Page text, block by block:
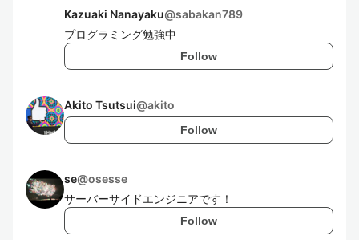
Kazuaki Nanayaku@sabakan789
プログラミング勉強中
Follow
Akito Tsutsui@akito
Follow
se@osesse
サーバーサイドエンジニアです！
Follow